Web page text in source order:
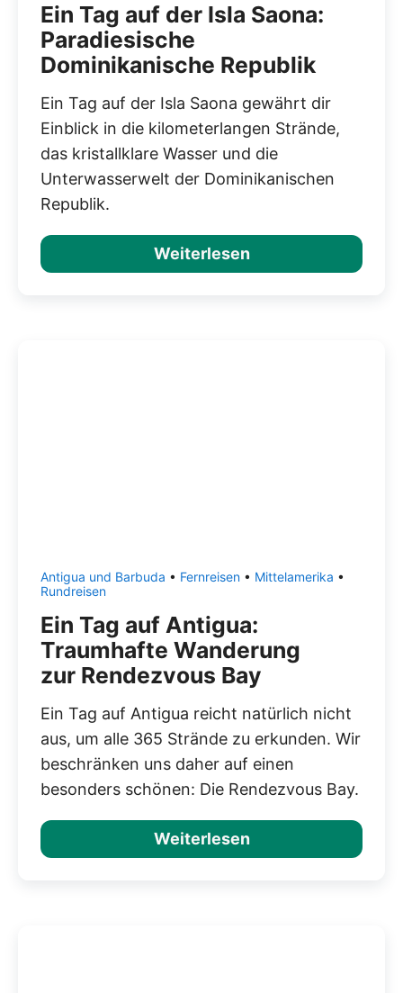
Ein Tag auf der Isla Saona:
Paradiesische
Dominikanische Republik
Ein Tag auf der Isla Saona gewährt dir
Einblick in die kilometerlangen Strände,
das kristallklare Wasser und die
Unterwasserwelt der Dominikanischen
Republik.
Weiterlesen
Antigua und Barbuda • Fernreisen • Mittelamerika •
Rundreisen
Ein Tag auf Antigua:
Traumhafte Wanderung
zur Rendezvous Bay
Ein Tag auf Antigua reicht natürlich nicht
aus, um alle 365 Strände zu erkunden. Wir
beschränken uns daher auf einen
besonders schönen: Die Rendezvous Bay.
Weiterlesen